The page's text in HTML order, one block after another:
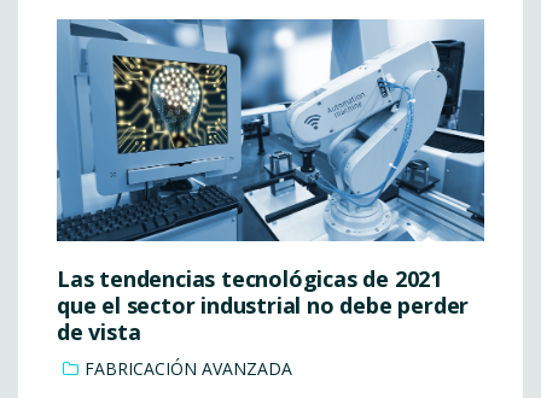
Las tendencias tecnológicas de 2021
que el sector industrial no debe perder
de vista
FABRICACIÓN AVANZADA